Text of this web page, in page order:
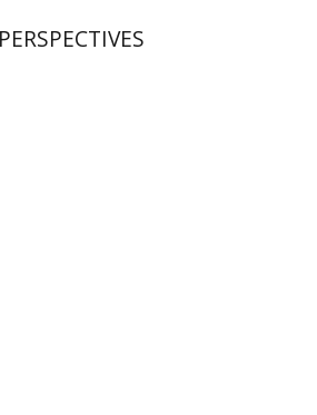
PERSPECTIVES